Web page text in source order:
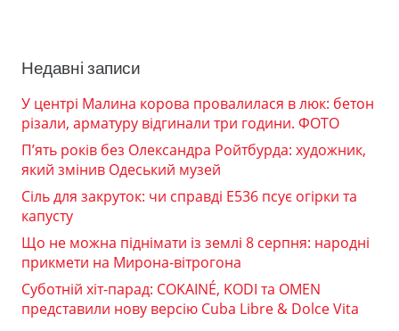
Недавні записи
У центрі Малина корова провалилася в люк: бетон
різали, арматуру відгинали три години. ФОТО
П’ять років без Олександра Ройтбурда: художник,
який змінив Одеський музей
Сіль для закруток: чи справді Е536 псує огірки та
капусту
Що не можна піднімати із землі 8 серпня: народні
прикмети на Мирона-вітрогона
Суботній хіт-парад: COKAINÉ, KODI та OMEN
представили нову версію Cuba Libre & Dolce Vita